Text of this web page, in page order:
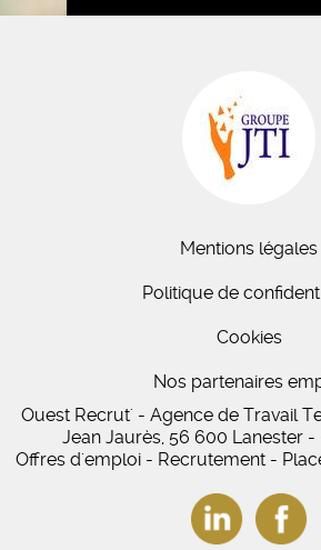
Mentions légales
Politique de
Cookies
Nos partenaires
Ouest Recrut' - Agence de Travail
Jean Jaurès, 56 600 Lanester -
Offres d'emploi - Recrutement -